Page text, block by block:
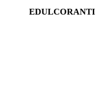
EDULCORANTI